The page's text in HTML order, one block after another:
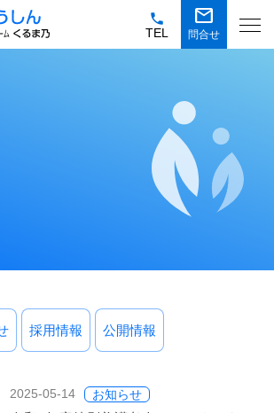
phone
TEL
mail
問合せ
採用情報 公開情報
2025-05-14 お知らせ